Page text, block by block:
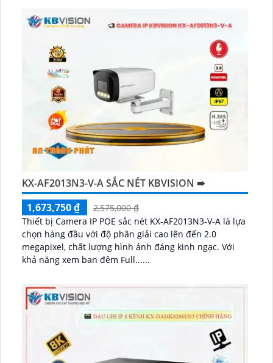
KX-AF2013N3-V-A SẮC NÉT KBVISION ➠
1,673,750 ₫
2,575,000 ₫
Thiết bị Camera IP POE sắc nét KX-AF2013N3-V-A là lựa
chọn hàng đầu với độ phân giải cao lên đến 2.0
megapixel, chất lượng hình ảnh đáng kinh ngạc. Với
khả năng xem ban đêm Full......